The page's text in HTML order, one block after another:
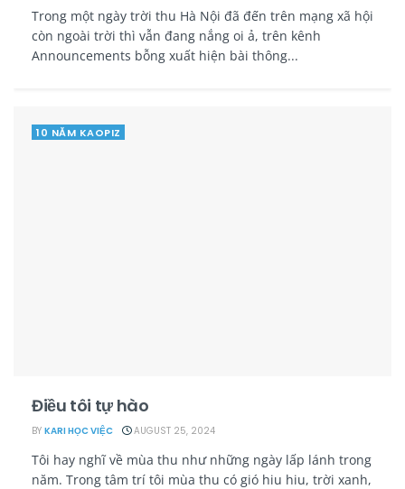
Trong một ngày trời thu Hà Nội đã đến trên mạng xã hội
còn ngoài trời thì vẫn đang nắng oi ả, trên kênh
Announcements bỗng xuất hiện bài thông...
10 NĂM KAOPIZ
Điều tôi tự hào
BY KARI HỌC VIỆC AUGUST 25, 2024
Tôi hay nghĩ về mùa thu như những ngày lấp lánh trong
năm. Trong tâm trí tôi mùa thu có gió hiu hiu, trời xanh,